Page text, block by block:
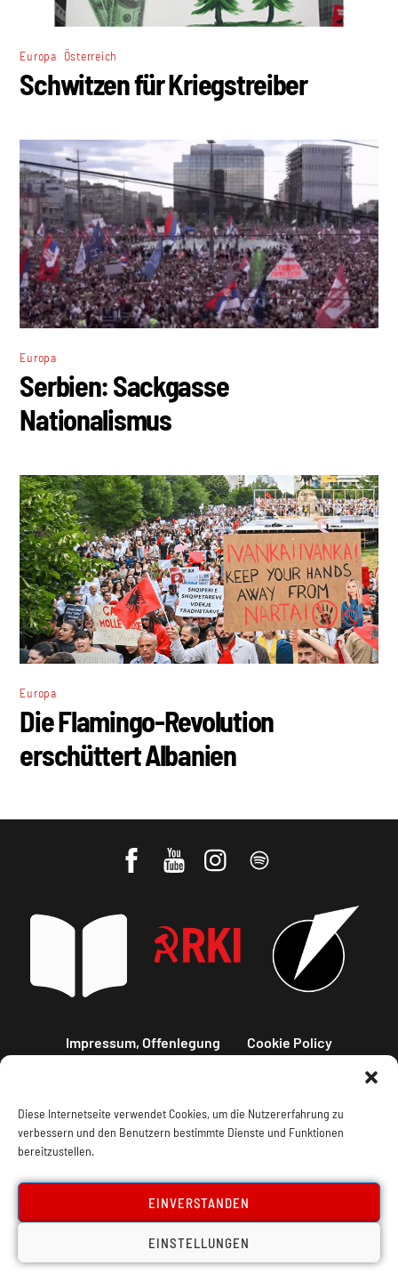
Diese Internetseite verwendet Cookies, um die Nutzererfahrung zu
verbessern und den Benutzern bestimmte Dienste und Funktionen
bereitzustellen.
EINVERSTANDEN
EINSTELLUNGEN
Europa Österreich
Schwitzen für Kriegstreiber
Europa
Serbien: Sackgasse
Nationalismus
Europa
Die Flamingo-Revolution
erschüttert Albanien
Impressum, Offenlegung Cookie Policy